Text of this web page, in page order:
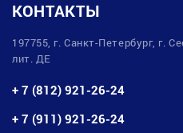
КОНТАКТЫ
197755, г. Санкт-Петербург, г.
лит. ДЕ
+ 7 (812) 921-26-24
+ 7 (911) 921-26-24